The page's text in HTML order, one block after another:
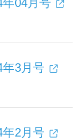
04月号
年3月号
年2月号